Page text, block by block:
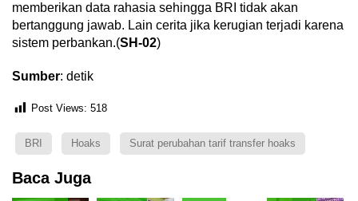
memberikan data rahasia sehingga BRI tidak akan
bertanggung jawab. Lain cerita jika kerugian terjadi karena
sistem perbankan.(SH-02)
Sumber: detik
Post Views: 518
BRI Hoaks Surat perubahan tarif transfer hoaks
Baca Juga